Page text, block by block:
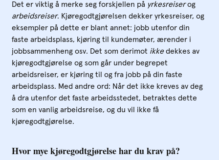
Det er viktig å merke seg forskjellen på yrkesreiserog
arbeidsreiser. Kjøregodtgjørelsen dekker yrkesreiser, og
eksempler på dette er blant annet: jobb utenfor din
faste arbeidsplass, kjøring til kundemøter, ærender i
jobbsammenheng osv. Det som derimot ikkedekkes av
kjøregodtgjørelse og som går under begrepet
arbeidsreiser, er kjøring til og fra jobb på din faste
arbeidsplass. Med andre ord: Når det ikke kreves av deg
å dra utenfor det faste arbeidsstedet, betraktes dette
som en vanlig arbeidsreise, og du vil ikke få
kjøregodtgjørelse.
Hvor mye kjøregodtgjørelse har du krav på?